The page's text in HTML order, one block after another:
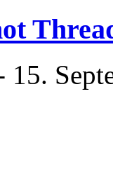
15.